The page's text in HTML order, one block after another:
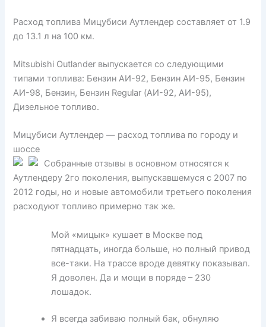
Расход топлива Мицубиси Аутлендер составляет от 1.9
до 13.1 л на 100 км.
Mitsubishi Outlander выпускается со следующими
типами топлива: Бензин АИ-92, Бензин АИ-95, Бензин
АИ-98, Бензин, Бензин Regular (АИ-92, АИ-95),
Дизельное топливо.
Мицубиси Аутлендер — расход топлива по городу и
шоссе
Собранные отзывы в основном относятся к
Аутлендеру 2го поколения, выпускавшемуся с 2007 по
2012 годы, но и новые автомобили третьего поколения
расходуют топливо примерно так же.
Мой «мицык» кушает в Москве под
пятнадцать, иногда больше, но полный привод
все-таки. На трассе вроде девятку показывал.
Я доволен. Да и мощи в поряде – 230
лошадок.
Я всегда забиваю полный бак, обнуляю